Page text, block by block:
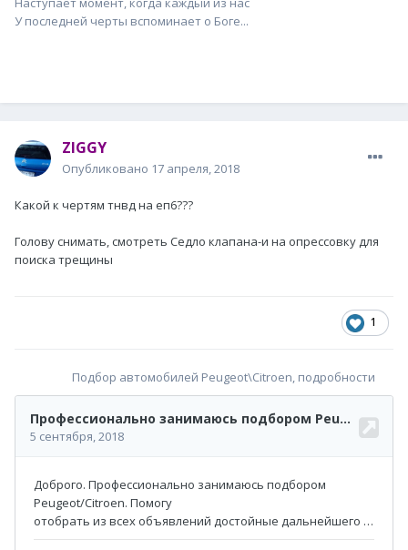
У последней черты вспоминает о Боге...
ZIGGY
Опубликовано 17 апреля, 2018
Какой к чертям тнвд на еп6???
Голову снимать, смотреть Седло клапана-и на опрессовку для
поиска трещины
1
Подбор автомобилей Peugeot\Citroen, подробности